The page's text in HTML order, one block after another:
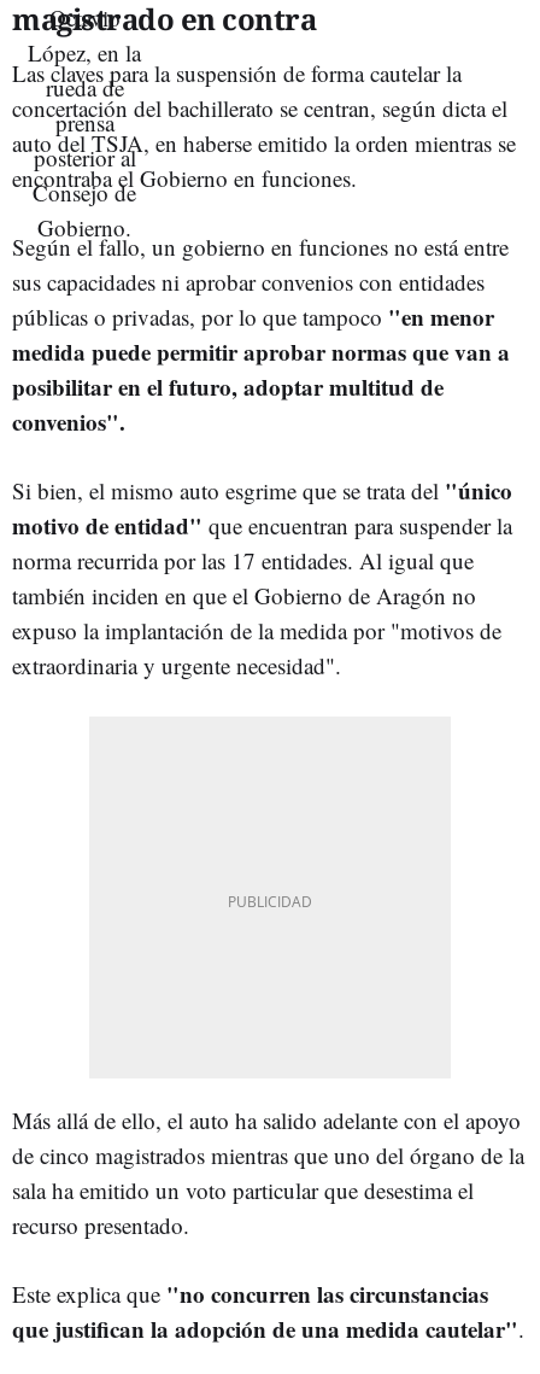
magistrado en contra
Las claves para la suspensión de forma cautelar la
concertación del bachillerato se centran, según dicta el
auto del TSJA, en haberse emitido la orden mientras se
encontraba el Gobierno en funciones.
Según el fallo, un gobierno en funciones no está entre
sus capacidades ni aprobar convenios con entidades
públicas o privadas, por lo que tampoco "en menor
medida puede permitir aprobar normas que van a
posibilitar en el futuro, adoptar multitud de
convenios".
Si bien, el mismo auto esgrime que se trata del "único
motivo de entidad" que encuentran para suspender la
norma recurrida por las 17 entidades. Al igual que
también inciden en que el Gobierno de Aragón no
expuso la implantación de la medida por "motivos de
extraordinaria y urgente necesidad".
Más allá de ello, el auto ha salido adelante con el apoyo
de cinco magistrados mientras que uno del órgano de la
sala ha emitido un voto particular que desestima el
recurso presentado.
Este explica que "no concurren las circunstancias
que justifican la adopción de una medida cautelar".